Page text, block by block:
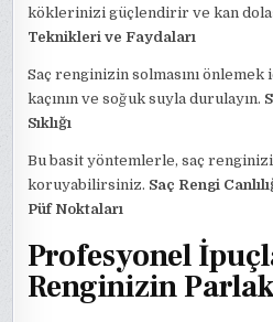
köklerinizi güçlendirir ve kan
Teknikleri ve Faydaları
Saç renginizin solmasını önlemek
kaçının ve soğuk suyla durulayın.
Sıklığı
Bu basit yöntemlerle, saç renginizin
koruyabilirsiniz. Saç Rengi
Püf Noktaları
Profesyonel
Renginizin